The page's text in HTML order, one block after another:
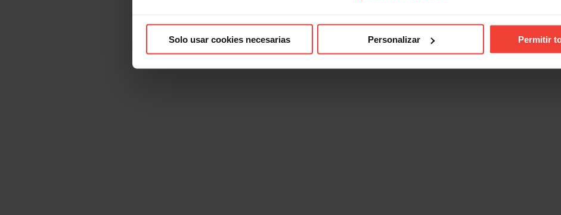
Solo usar cookies necesarias Personalizar Permitir